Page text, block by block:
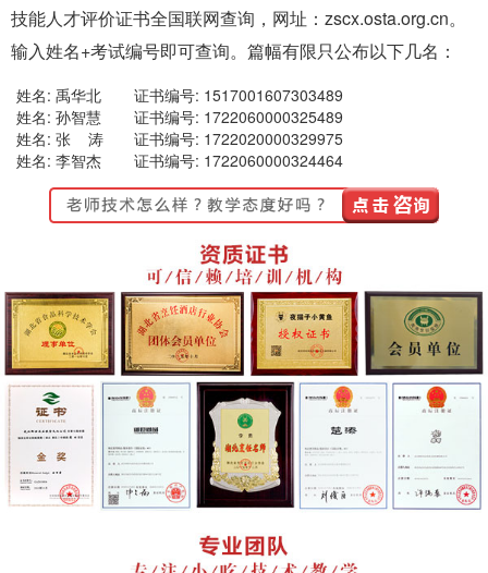
技能人才评价证书全国联网查询，网址：zscx.osta.org.cn。
输入姓名+考试编号即可查询。篇幅有限只公布以下几名：
姓名: 禹华北
证书编号: 1517001607303489
姓名: 孙智慧
证书编号: 1722060000325489
姓名: 张 涛
证书编号: 1722020000329975
姓名: 李智杰
证书编号: 1722060000324464